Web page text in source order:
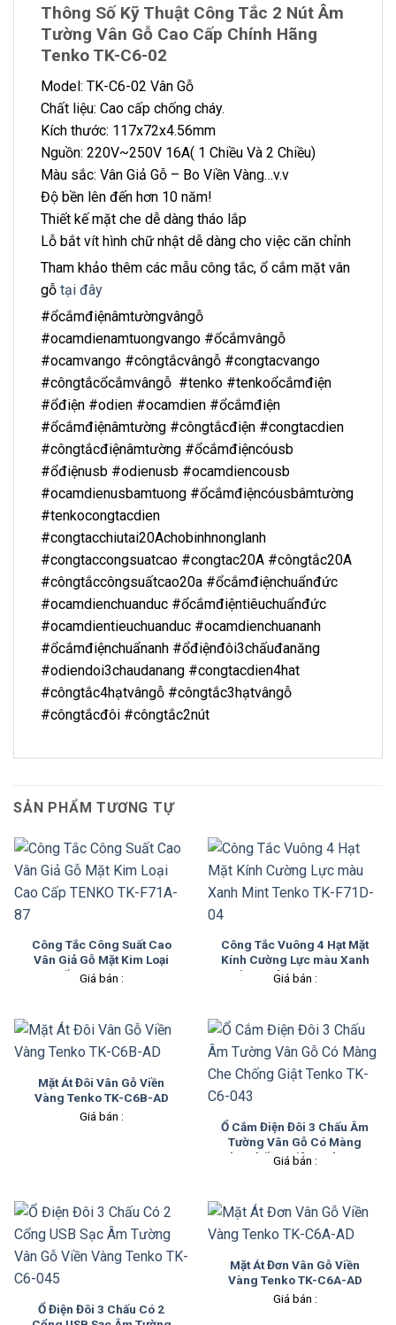
Thông Số Kỹ Thuật Công Tắc 2 Nút Âm
Tường Vân Gỗ Cao Cấp Chính Hãng
Tenko TK-C6-02
Model: TK-C6-02 Vân Gỗ
Chất liệu: Cao cấp chống cháy.
Kích thước: 117x72x4.56mm
Nguồn: 220V~250V 16A( 1 Chiều Và 2 Chiều)
Màu sắc: Vân Giả Gỗ – Bo Viền Vàng…v.v
Độ bền lên đến hơn 10 năm!
Thiết kế mặt che dễ dàng tháo lắp
Lỗ bắt vít hình chữ nhật dễ dàng cho việc căn chỉnh
Tham khảo thêm các mẫu công tắc, ổ cắm mặt vân
gỗ tại đây
#ổcắmđiệnâmtườngvângỗ
#ocamdienamtuongvango #ổcắmvângỗ
#ocamvango #côngtắcvângỗ #congtacvango
#côngtắcổcắmvângỗ #tenko #tenkoổcắmđiện
#ổđiện #odien #ocamdien #ổcắmđiện
#ổcắmđiệnâmtường #côngtắcđiện #congtacdien
#côngtắcđiệnâmtường #ổcắmđiệncóusb
#ổđiệnusb #odienusb #ocamdiencousb
#ocamdienusbamtuong #ổcắmđiệncóusbâmtường
#tenkocongtacdien
#congtacchiutai20Achobinhnonglanh
#congtaccongsuatcao #congtac20A #côngtắc20A
#côngtắccôngsuấtcao20a #ổcắmđiệnchuẩnđức
#ocamdienchuanduc #ổcắmđiệntiêuchuẩnđức
#ocamdientieuchuanduc #ocamdienchuananh
#ổcắmđiệnchuẩnanh #ổđiệnđôi3chấuđanăng
#odiendoi3chaudanang #congtacdien4hat
#côngtắc4hạtvângỗ #côngtắc3hạtvângỗ
#côngtắcđôi #côngtắc2nút
SẢN PHẨM TƯƠNG TỰ
Công Tắc Công Suất Cao
Vân Giả Gỗ Mặt Kim Loại
Cao Cấp TENKO TK-F71A-
Giá bán :
Công Tắc Vuông 4 Hạt Mặt
Kính Cường Lực màu Xanh
Mint Tenko TK-F71D-04
Giá bán :
Mặt Át Đôi Vân Gỗ Viền
Vàng Tenko TK-C6B-AD
Giá bán :
Ổ Cắm Điện Đôi 3 Chấu Âm
Tường Vân Gỗ Có Màng
Che Chống Giật Tenko TK-
Giá bán :
Ổ Điện Đôi 3 Chấu Có 2
Mặt Át Đơn Vân Gỗ Viền
Vàng Tenko TK-C6A-AD
Giá bán :